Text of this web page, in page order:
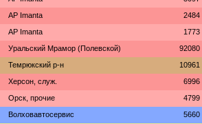
AP Imanta 2484
AP Imanta 1773
Уральский Мрамор (Полевской) 92080
Темрюкский р-н 10961
Херсон, служ. 6996
Орск, прочие 4799
Волховавтосервис 5660